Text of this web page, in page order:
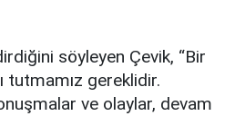
söyleyen Çevik, “Bir
tutmamız gereklidir.
ve olaylar, devam